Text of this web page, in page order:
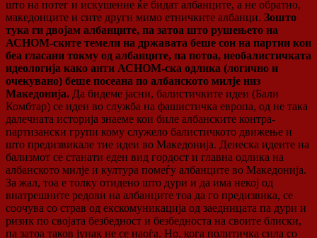
што на потег и искушение ќе бидат албанците, а не обратно,
македонците и сите други мимо етничките албанци. Зошто
тука ги двојам албанците, па затоа што рушењето на
АСНОМ-ските темели на државата беше сон на партии кои
беа гласани токму од албанците, па потоа, необалистичката
идеологија како анти АСНОМ-ска одлика (логично и
очекувано) беше посеана по албанското милје низ
Македонија. Да бидеме јасни, балистичките идеи (Бали
Комбтар) се идеи во служба на фашистичка европа, од не така
далечната историја знаеме кои биле албанските контра-
партизански групи кому служело балистичкото движење и
што предизвикале тие идеи во Македонија. Денеска идеите на
бализмот се станати еден вид гордост и главна одлика на
албанското милје и култура помеѓу албанците во Македонија.
За жал, тоа е толку отидено што дури и да има некој од
внатрешните редови на албанците тоа да го предизвика, се
соочува со страв од екскомуникација од заедницата па дури и
ризик по својата безбедност и безбедноста на своите блиски,
па затоа таков јунак не се наоѓа. Но, кога политичка сила со